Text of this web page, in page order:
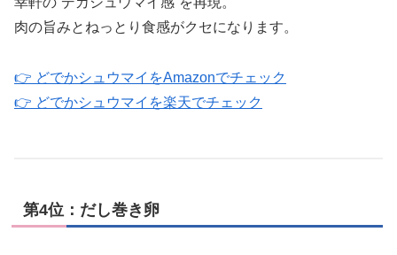
肉の旨みとねっとり食感がクセになります。
👉 どでかシュウマイをAmazonでチェック
👉 どでかシュウマイを楽天でチェック
第4位：だし巻き卵